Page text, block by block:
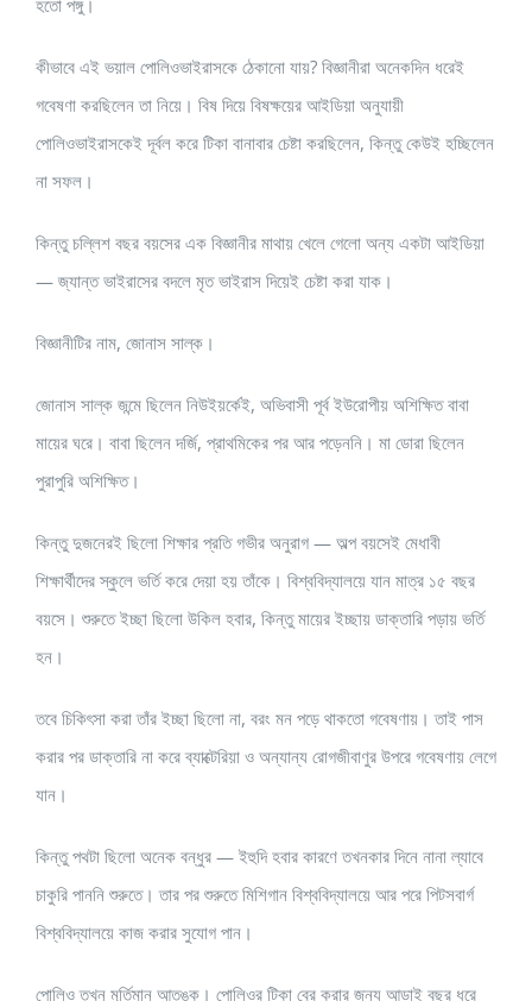
হতো পঙ্গু।
কীভাবে এই ভয়াল পোলিওভাইরাসকে ঠেকানো যায়? বিজ্ঞানীরা অনেকদিন ধরেই
গবেষণা করছিলেন তা নিয়ে। বিষ দিয়ে বিষক্ষয়ের আইডিয়া অনুযায়ী
পোলিওভাইরাসকেই দূর্বল করে টিকা বানাবার চেষ্টা করছিলেন, কিন্তু কেউই হচ্ছিলেন
না সফল।
কিন্তু চল্লিশ বছর বয়সের এক বিজ্ঞানীর মাথায় খেলে গেলো অন্য একটা আইডিয়া
— জ্যান্ত ভাইরাসের বদলে মৃত ভাইরাস দিয়েই চেষ্টা করা যাক।
বিজ্ঞানীটির নাম, জোনাস সাল্ক।
জোনাস সাল্ক জন্মে ছিলেন নিউইয়র্কেই, অভিবাসী পূর্ব ইউরোপীয় অশিক্ষিত বাবা
মায়ের ঘরে। বাবা ছিলেন দর্জি, প্রাথমিকের পর আর পড়েননি। মা ডোরা ছিলেন
পুরাপুরি অশিক্ষিত।
কিন্তু দুজনেরই ছিলো শিক্ষার প্রতি গভীর অনুরাগ — অল্প বয়সেই মেধাবী
শিক্ষার্থীদের স্কুলে ভর্তি করে দেয়া হয় তাঁকে। বিশ্ববিদ্যালয়ে যান মাত্র ১৫ বছর
বয়সে। শুরুতে ইচ্ছা ছিলো উকিল হবার, কিন্তু মায়ের ইচ্ছায় ডাক্তারি পড়ায় ভর্তি
হন।
তবে চিকিৎসা করা তাঁর ইচ্ছা ছিলো না, বরং মন পড়ে থাকতো গবেষণায়। তাই পাস
করার পর ডাক্তারি না করে ব্যাক্টেরিয়া ও অন্যান্য রোগজীবাণুর উপরে গবেষণায় লেগে
যান।
কিন্তু পথটা ছিলো অনেক বন্ধুর — ইহুদি হবার কারণে তখনকার দিনে নানা ল্যাবে
চাকুরি পাননি শুরুতে। তার পর শুরুতে মিশিগান বিশ্ববিদ্যালয়ে আর পরে পিটসবার্গ
বিশ্ববিদ্যালয়ে কাজ করার সুযোগ পান।
পোলিও তখন মূর্তিমান আতঙ্ক। পোলিওর টিকা বের করার জন্য আড়াই বছর ধরে